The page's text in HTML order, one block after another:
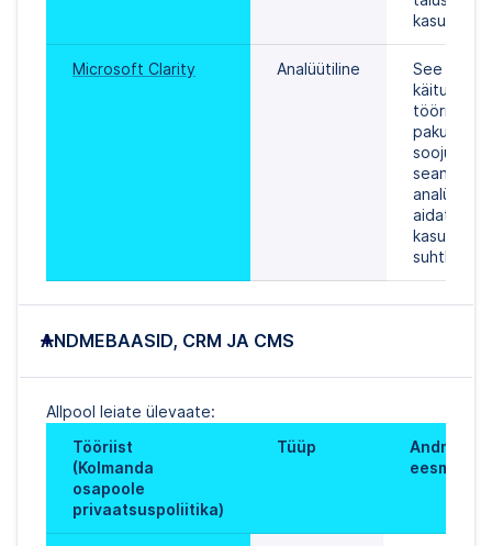
Microsoft Clarity Analüütiline
See on
käitumise
tööriist,
pakub
seansse
analüüsi,
aidata
kasutajate
ANDMEBAASID, CRM JA CMS
Allpool leiate ülevaate:
Tööriist
(Kolmanda
osapoole
privaatsuspoliitika)
Tüüp
eesmärk